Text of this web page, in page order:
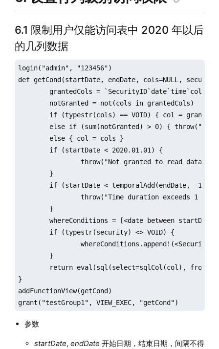
6.1 限制用户仅能访问表中 2020 年以后
的几列数据
login("admin", "123456")
def getCond(startDate, endDate, cols=NULL,
}
addFunctionView(getCond)
grant("testGroup1", VIEW_EXEC, "getCond")
参数
startDate, endDate 开始日期，结束日期，间隔不得